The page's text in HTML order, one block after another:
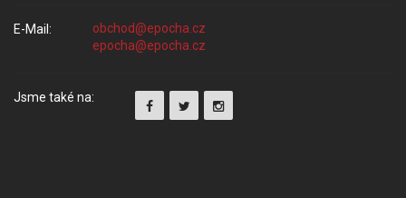
E-Mail:
Jsme také na: